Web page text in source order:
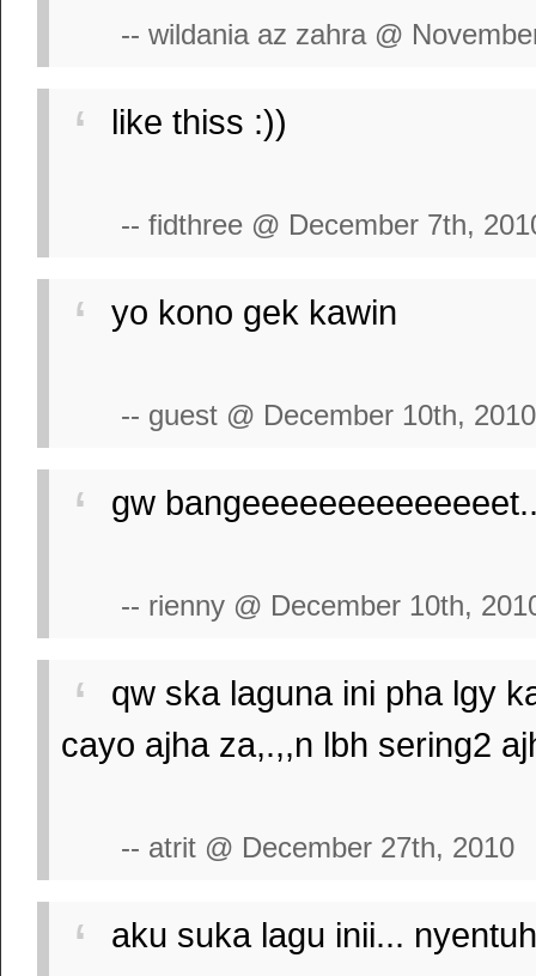
-- wildania az zahra @
like thiss :))
-- fidthree @ December 7th,
yo kono gek kawin
-- guest @ December 10th, 2010
gw
-- rienny @ December 10th,
qw ska laguna ini pha lgy
cayo ajha za,.,,n lbh sering2
-- atrit @ December 27th, 2010
aku suka lagu inii...